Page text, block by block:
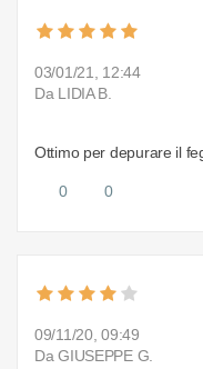
03/01/21, 12:44
Da LIDIA B.
Ottimo per depurare il
0 0
09/11/20, 09:49
Da GIUSEPPE G.